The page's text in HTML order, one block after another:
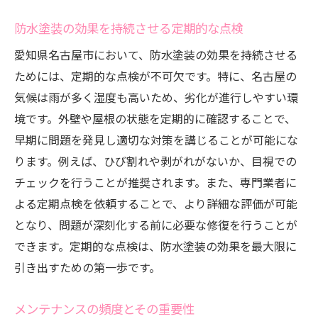
防水塗装の効果を持続させる定期的な点検
愛知県名古屋市において、防水塗装の効果を持続させる
ためには、定期的な点検が不可欠です。特に、名古屋の
気候は雨が多く湿度も高いため、劣化が進行しやすい環
境です。外壁や屋根の状態を定期的に確認することで、
早期に問題を発見し適切な対策を講じることが可能にな
ります。例えば、ひび割れや剥がれがないか、目視での
チェックを行うことが推奨されます。また、専門業者に
よる定期点検を依頼することで、より詳細な評価が可能
となり、問題が深刻化する前に必要な修復を行うことが
できます。定期的な点検は、防水塗装の効果を最大限に
引き出すための第一歩です。
メンテナンスの頻度とその重要性